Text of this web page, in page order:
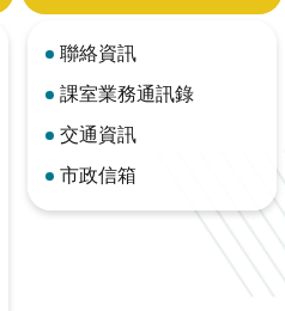
聯絡資訊
課室業務通訊錄
交通資訊
市政信箱